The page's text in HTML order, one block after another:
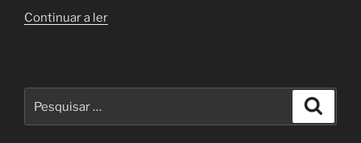
Continuar a ler“Poluição
por: